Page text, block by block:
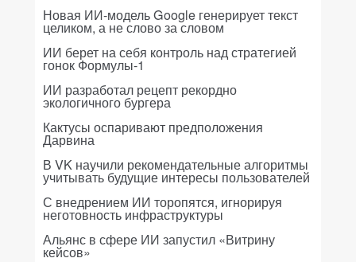
Новая ИИ-модель Google генерирует текст
целиком, а не слово за словом
ИИ берет на себя контроль над стратегией
гонок Формулы-1
ИИ разработал рецепт рекордно
экологичного бургера
Кактусы оспаривают предположения
Дарвина
В VK научили рекомендательные алгоритмы
учитывать будущие интересы пользователей
С внедрением ИИ торопятся, игнорируя
неготовность инфраструктуры
Альянс в сфере ИИ запустил «Витрину
кейсов»